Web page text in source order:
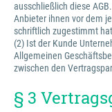
ausschließlich diese
Anbieter ihnen vor dem
schriftlich zugestimmt
(2) Ist der Kunde
Allgemeinen
zwischen den
§ 3